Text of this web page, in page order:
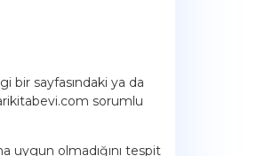
bir sayfasındaki ya da
sorumlu
uygun olmadığını tespit